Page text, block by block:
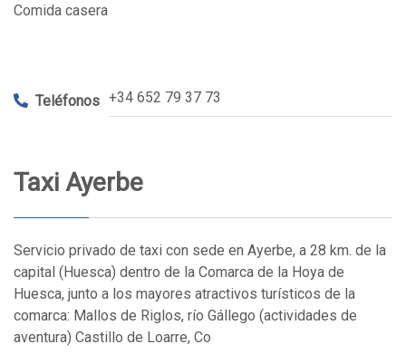
Comida casera
Teléfonos +34 652 79 37 73
Taxi Ayerbe
Servicio privado de taxi con sede en Ayerbe, a 28 km. de la
capital (Huesca) dentro de la Comarca de la Hoya de
Huesca, junto a los mayores atractivos turísticos de la
comarca: Mallos de Riglos, río Gállego (actividades de
aventura) Castillo de Loarre, Co